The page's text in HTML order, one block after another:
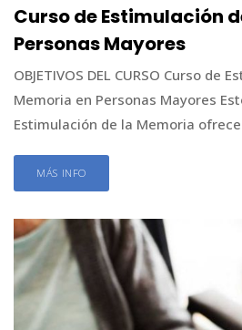
Curso de Estimulación
Personas Mayores
OBJETIVOS DEL CURSO Curso de
Memoria en Personas Mayores
Estimulación de la Memoria
MÁS INFO